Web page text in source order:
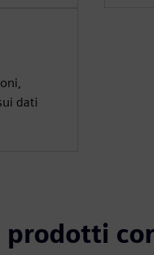
dati
prodotti